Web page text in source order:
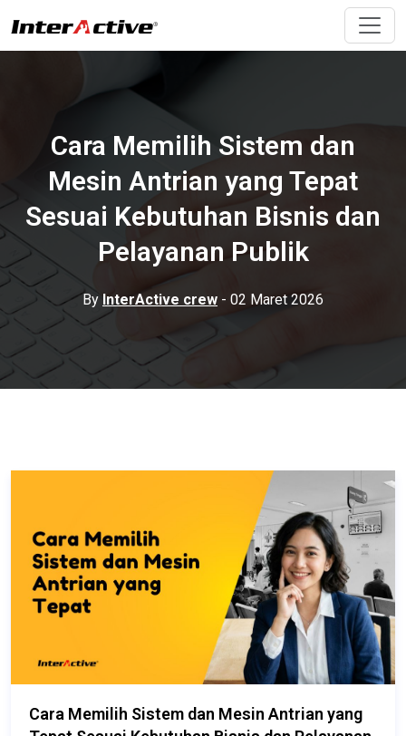
Cara Memilih Sistem dan
Mesin Antrian yang Tepat
Sesuai Kebutuhan Bisnis dan
Pelayanan Publik
By InterActive crew - 02 Maret 2026
Cara Memilih Sistem dan Mesin Antrian yang